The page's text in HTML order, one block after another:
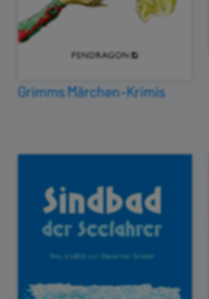
Grimms Märchen-Krimis